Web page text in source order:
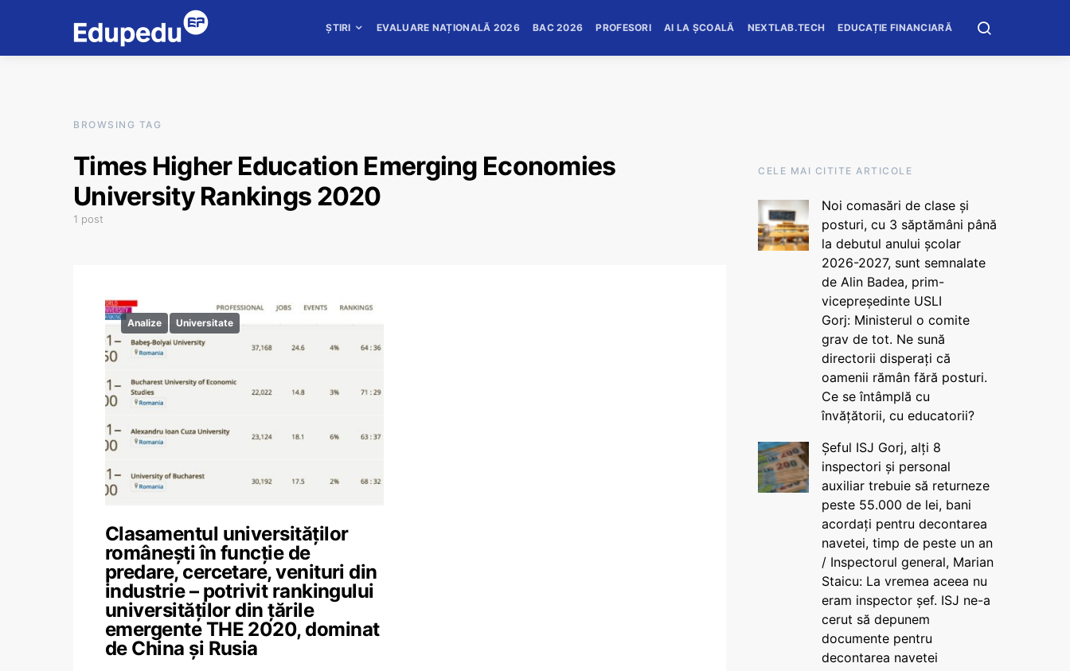
ȘTIRI EVALUARE NAȚIONALĂ 2026 BAC 2026 PROFESORI AI LA ȘCOALĂ NEXTLAB.TECH EDUCAȚIE FINANCIARĂ
BROWSING TAG
Times Higher Education Emerging Economies
University Rankings 2020
1 post
Analize Universitate
Clasamentul universităților
românești în funcție de
predare, cercetare, venituri din
industrie – potrivit rankingului
universităților din țările
emergente THE 2020, dominat
de China și Rusia
CELE MAI CITITE ARTICOLE
Noi comasări de clase și
posturi, cu 3 săptămâni până
la debutul anului școlar
2026-2027, sunt semnalate
de Alin Badea, prim-
vicepreședinte USLI
Gorj: Ministerul o comite
grav de tot. Ne sună
directorii disperați că
oamenii rămân fără posturi.
Ce se întâmplă cu
învățătorii, cu educatorii?
Șeful ISJ Gorj, alți 8
inspectori și personal
auxiliar trebuie să returneze
peste 55.000 de lei, bani
acordați pentru decontarea
navetei, timp de peste un an
/ Inspectorul general, Marian
Staicu: La vremea aceea nu
eram inspector șef. ISJ ne-a
cerut să depunem
documente pentru
decontarea navetei